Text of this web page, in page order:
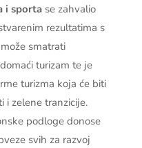
i sporta se zahvalio
rezultatima s
smatrati
turizam te je
turizma koja će biti
i zelene tranzicije.
podloge donose
svih za razvoj